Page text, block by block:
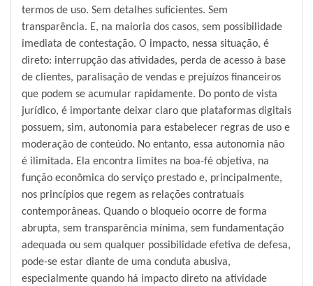
termos de uso. Sem detalhes suficientes. Sem
transparência. E, na maioria dos casos, sem possibilidade
imediata de contestação. O impacto, nessa situação, é
direto: interrupção das atividades, perda de acesso à base
de clientes, paralisação de vendas e prejuízos financeiros
que podem se acumular rapidamente. Do ponto de vista
jurídico, é importante deixar claro que plataformas digitais
possuem, sim, autonomia para estabelecer regras de uso e
moderação de conteúdo. No entanto, essa autonomia não
é ilimitada. Ela encontra limites na boa-fé objetiva, na
função econômica do serviço prestado e, principalmente,
nos princípios que regem as relações contratuais
contemporâneas. Quando o bloqueio ocorre de forma
abrupta, sem transparência mínima, sem fundamentação
adequada ou sem qualquer possibilidade efetiva de defesa,
pode-se estar diante de uma conduta abusiva,
especialmente quando há impacto direto na atividade